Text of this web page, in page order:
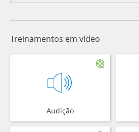
Treinamentos em vídeo
Audição